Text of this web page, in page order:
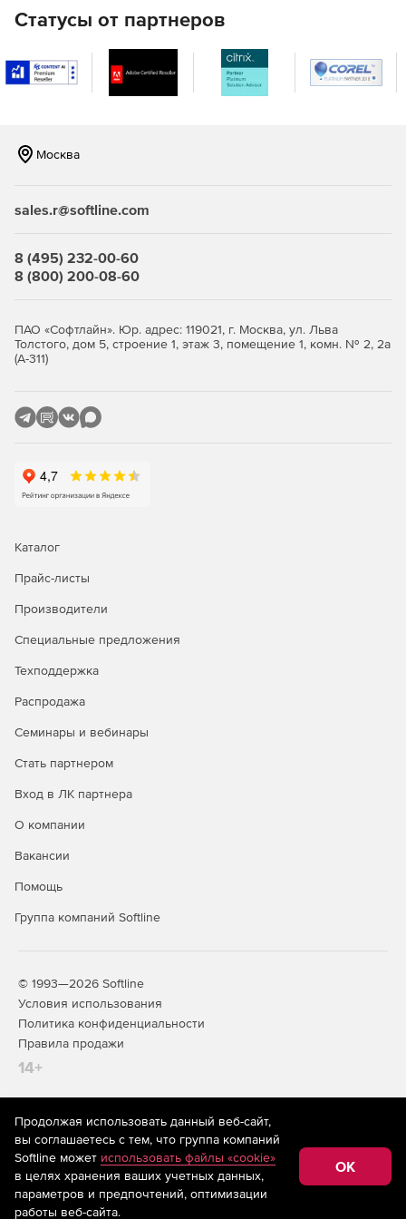
быть использован для расчета переходных процессов
от импульсных преобразователей и другие задачи,
где недостаточно только решения задачи
магнитостатики или синусоидальных токов.
имеющих емкость, таких как конденсаторы, линии
Модуль «Электрическое поле постоянных токов»
может быть использован для расчета различных
конструкций.
вызванных переменными токами и напряжениями в
неидеальных диэлектриках.
используется при анализе электрических полей,
вызванных меняющимися токами и напряжениями в
для проектирования и анализа теплового состояния
Модуль «Упругие деформации» может быть
различных устройствах. Это и строительные
отдельные узлы механических систем.
Статусы от партнеров
Москва
sales.r@softline.com
8 (495) 232-00-60
8 (800) 200-08-60
ПАО «Софтлайн». Юр. адрес: 119021, г. Москва, ул. Льва
Толстого, дом 5, строение 1, этаж 3, помещение 1, комн. № 2, 2а
(А-311)
Каталог
Прайс-листы
Производители
Специальные предложения
Техподдержка
Распродажа
Семинары и вебинары
Стать партнером
Вход в ЛК партнера
О компании
Вакансии
Помощь
Группа компаний Softline
© 1993—2026 Softline
Условия использования
Политика конфиденциальности
Правила продажи
14+
На информационном ресурсе store.softline.ru применяются
рекомендательные технологии(информационные технологии
предоставления информации на основе сбора,
систематизации и анализа сведений, относящихся к
предпочтениям пользователей сети «Интернет»,
находящихся на территории Российской Федерации)
Продолжая использовать данный веб-сайт,
вы соглашаетесь с тем, что группа компаний
Softline может использовать файлы «cookie»
в целях хранения ваших учетных данных,
параметров и предпочтений, оптимизации
работы веб-сайта.
OK